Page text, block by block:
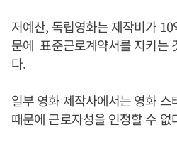
저예산, 독립영화는 제작비가
문에 표준근로계약서를 지키는
다.
일부 영화 제작사에서는 영화
때문에 근로자성을 인정할 수